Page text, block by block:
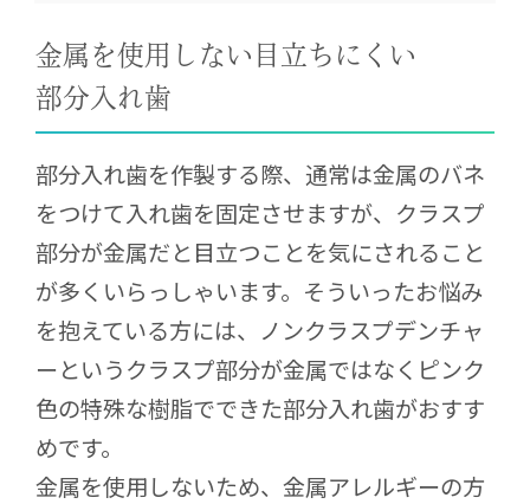
金属を使用しない 目立ちにくい
部分入れ歯
部分入れ歯を作製する際、通常は金属のバネ
をつけて入れ歯を固定させますが、クラスプ
部分が金属だと目立つことを気にされること
が多くいらっしゃいます。そういったお悩み
を抱えている方には、ノンクラスプデンチャ
ーというクラスプ部分が金属ではなくピンク
色の特殊な樹脂でできた部分入れ歯がおすす
めです。
金属を使用しないため、金属アレルギーの方